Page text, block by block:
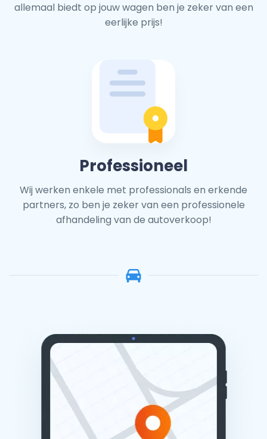
allemaal biedt op jouw wagen ben je zeker van een
eerlijke prijs!
Professioneel
Wij werken enkele met professionals en erkende
partners, zo ben je zeker van een professionele
afhandeling van de autoverkoop!